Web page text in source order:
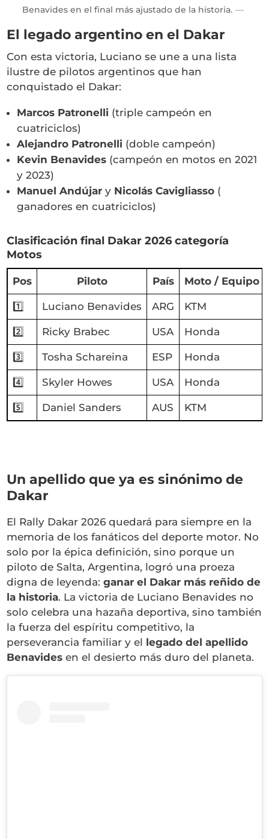
Benavides en el final más ajustado de la historia.
El legado argentino en el Dakar
Con esta victoria, Luciano se une a una lista
ilustre de pilotos argentinos que han
conquistado el Dakar:
Marcos Patronelli (triple campeón en
cuatriciclos)
Alejandro Patronelli (doble campeón)
Kevin Benavides (campeón en motos en 2021
y 2023)
Manuel Andújar y Nicolás Cavigliasso (
ganadores en cuatriciclos)
Clasificación final Dakar 2026 categoría
Motos
Pos Piloto País Moto / Equipo
1️⃣ Luciano Benavides ARG KTM
2️⃣ Ricky Brabec USA Honda
3️⃣ Tosha Schareina ESP Honda
4️⃣ Skyler Howes USA Honda
5️⃣ Daniel Sanders AUS KTM
Un apellido que ya es sinónimo de
Dakar
El Rally Dakar 2026 quedará para siempre en la
memoria de los fanáticos del deporte motor. No
solo por la épica definición, sino porque un
piloto de Salta, Argentina, logró una proeza
digna de leyenda:ganar el Dakar más reñido de
la historia. La victoria de Luciano Benavides no
solo celebra una hazaña deportiva, sino también
la fuerza del espíritu competitivo, la
perseverancia familiar y el legado del apellido
Benavides en el desierto más duro del planeta.